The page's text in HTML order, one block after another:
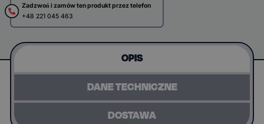
Zadzwoń i zamów ten produkt przez telefon
+48 221 045 463
OPIS
DANE TECHNICZNE
DOSTAWA